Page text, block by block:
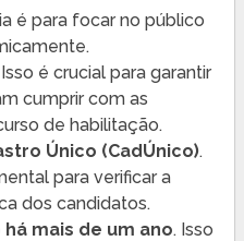
é para focar no público
Isso é crucial para garantir
cumprir com as
de habilitação.
Único (CadÚnico).
para verificar a
dos candidatos.
mais de um ano. Isso